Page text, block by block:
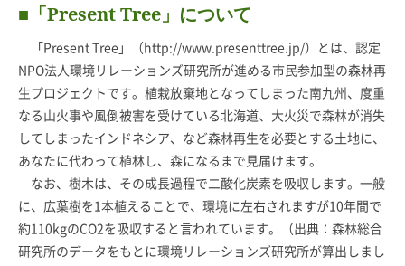
■「Present Tree」について
「Present Tree」（ http://www.presenttree.jp/）とは、認定
NPO法人環境リレーションズ研究所が進める市民参加型の森林再
生プロジェクトです。植栽放棄地となってしまった南九州、度重
なる山火事や風倒被害を受けている北海道、大火災で森林が消失
してしまったインドネシア、など森林再生を必要とする土地に、
あなたに代わって植林し、森になるまで見届けます。
なお、樹木は、その成長過程で二酸化炭素を吸収します。一般
に、広葉樹を1本植えることで、環境に左右されますが10年間で
約110kgのCO2を吸収すると言われています。（出典：森林総合
研究所のデータをもとに環境リレーションズ研究所が算出しまし